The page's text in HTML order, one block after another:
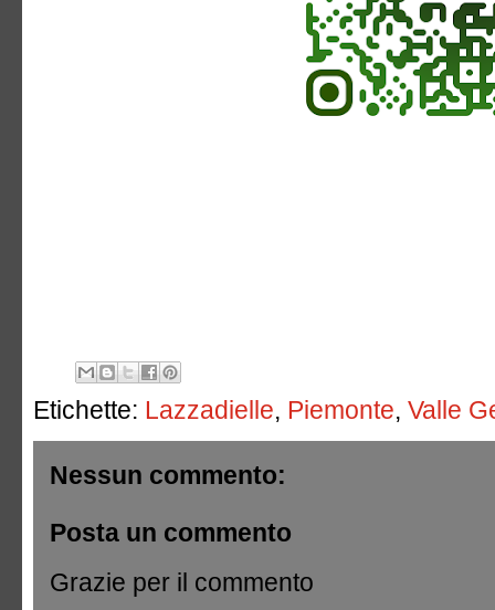
Etichette: Lazzadielle, Piemonte, Valle
Nessun commento:
Posta un commento
Grazie per il commento